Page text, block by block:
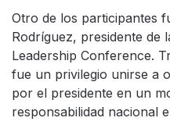
Otro de los participantes
Rodríguez, presidente de
Leadership Conference.
fue un privilegio unirse a
por el presidente en un
responsabilidad nacional